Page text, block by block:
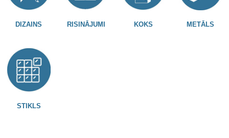
DIZAINS RISINĀJUMI KOKS METĀLS
STIKLS